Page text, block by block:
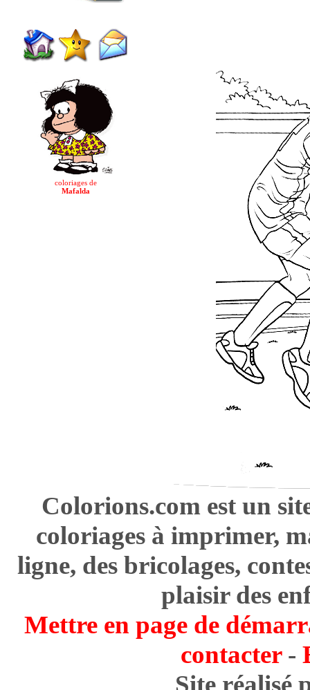
coloriages de
Mafalda
Colorions.com est un
coloriages à imprimer,
ligne, des bricolages,
plaisir des
Mettre en page de
contacter-
Site réalisé